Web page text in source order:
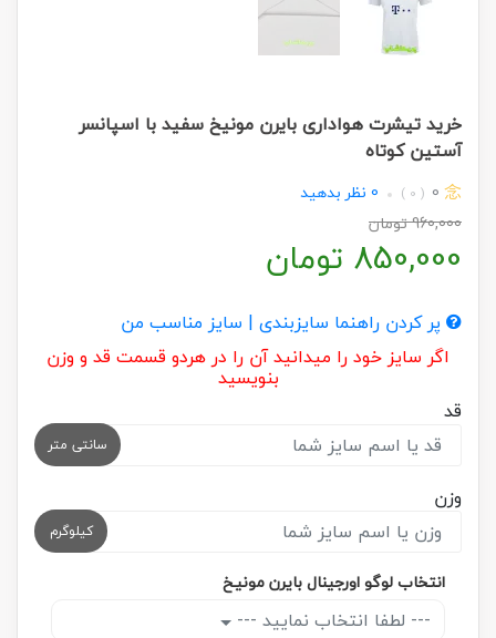
خرید تیشرت هواداری بایرن مونیخ سفید با اسپانسر
آستین کوتاه
0
( 0 )
0 نظر بدهید
960,000تومان
850,000 تومان
پر کردن راهنما سایزبندی | سایز مناسب من
اگر سایز خود را میدانید آن را در هردو قسمت قد و وزن
بنویسید
قد
سانتی متر
وزن
کیلوگرم
انتخاب لوگو اورجینال بایرن مونیخ
--- لطفا انتخاب نمایید ---